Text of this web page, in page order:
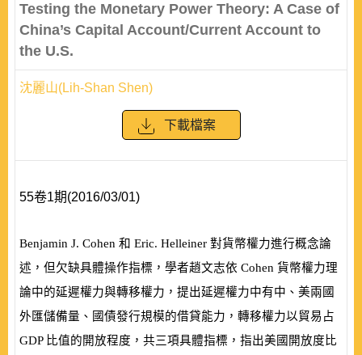
Testing the Monetary Power Theory: A Case of
China’s Capital Account/Current Account to
the U.S.
沈麗山(Lih-Shan Shen)
下載檔案
55卷1期(2016/03/01)
Benjamin J. Cohen 和 Eric. Helleiner 對貨幣權力進行概念論
述，但欠缺具體操作指標，學者趙文志依 Cohen 貨幣權力理
論中的延遲權力與轉移權力，提出延遲權力中有中、美兩國
外匯儲備量、國債發行規模的借貸能力，轉移權力以貿易占
GDP 比值的開放程度，共三項具體指標，指出美國開放度比